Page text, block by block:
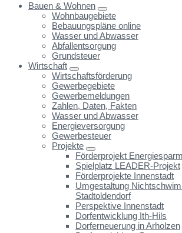
Bauen & Wohnen
Wohnbaugebiete
Bebauungspläne online
Wasser und Abwasser
Abfallentsorgung
Grundsteuer
Wirtschaft
Wirtschaftsförderung
Gewerbegebiete
Gewerbemeldungen
Zahlen, Daten, Fakten
Wasser und Abwasser
Energieversorgung
Gewerbesteuer
Projekte
Förderprojekt
Spielplatz LEADER-Projekt
Förderprojekte Innenstadt
Umgestaltung
Stadtoldendorf
Perspektive Innenstadt
Dorfentwicklung Ith-Hils
Dorferneuerung in Arholzen